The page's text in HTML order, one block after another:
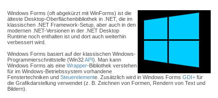
Windows Forms (oft abgekürzt mit WinForms) ist die
älteste Desktop-Oberflächenbibliothek in .NET, die im
klassischen .NET Framework-Setup, aber auch in den
modernen .NET-Versionen in der .NET Desktop
Runtime noch enthalten ist und dort auch weiterhin
verbessert wird.
Windows Forms basiert auf der klassischen Windows-
Programmierschnittstelle (Win32API). Man kann
Windows Forms als eine Wrapper-Bibliothek verstehen
für im Windows-Betriebssystem vorhandene
Fenstertechniken und Steuerelemente. Zusätzlich wird in Windows Forms GDI+ für
die Grafikdarstellung verwendet (z. B. Zeichnen von Formen, Rendern von Text und
Bildern).